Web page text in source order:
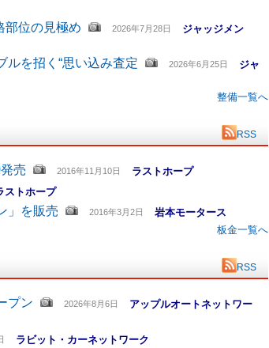
部位の見極め
2026年7月28日 ジャッジメン
ルを招く“思い込み査定
2026年6月25日 ジャ
整備一覧へ
RSS
売 2016年11月10日 ラストホープ
ストホープ
」を販売 2016年3月2日
岩本モータース
板金一覧へ
RSS
プン 2026年8月6日 アップルオートネットワー
ラビット・カーネットワーク